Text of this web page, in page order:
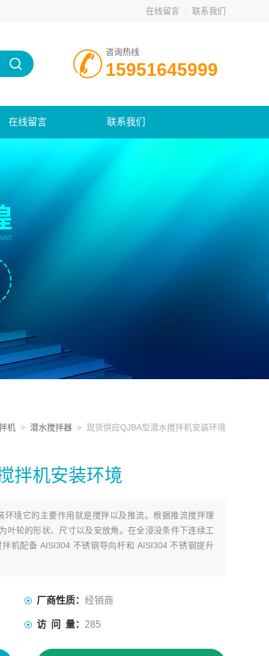
在线留言 联系我们
咨询热线
15951645999
在线留言 联系我们
机 > 潜水搅拌器 > 现货供应QJBA型潜水搅拌机安装环境
拌机安装环境
环境它的主要作用就是搅拌以及推流。根据推流搅拌理
叶轮的形状、尺寸以及安放角。在全浸没条件下连续工
机配备 AISI304 不锈钢导向杆和 AISI304 不锈钢提升
厂商性质： 经销商
访 问 量： 285